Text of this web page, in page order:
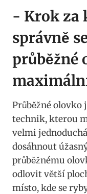
-⁤ Krok ⁣za
správně
průběžné
Průběžné olovko
technik, kterou
velmi
dosáhnout‌
průběžnému
odlovit větší
místo, ‍kde se